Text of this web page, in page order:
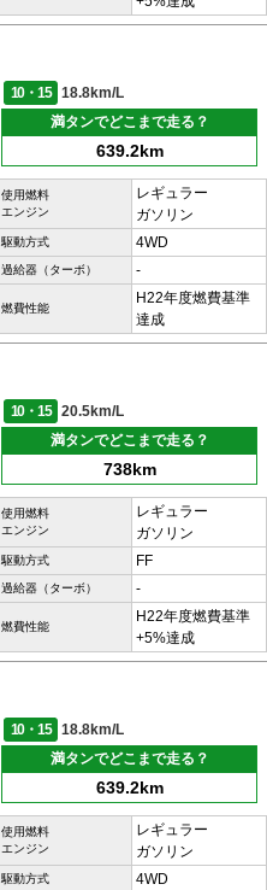
10・15
18.8km/L
満タンでどこまで走る？
639.2km
使用燃料
エンジン
レギュラー
ガソリン
駆動方式 4WD
過給器（ターボ） -
燃費性能
H22年度燃費基準
達成
10・15
20.5km/L
満タンでどこまで走る？
738km
使用燃料
エンジン
レギュラー
ガソリン
駆動方式 FF
過給器（ターボ） -
燃費性能
H22年度燃費基準
+5%達成
10・15
18.8km/L
満タンでどこまで走る？
639.2km
使用燃料
エンジン
レギュラー
ガソリン
駆動方式 4WD